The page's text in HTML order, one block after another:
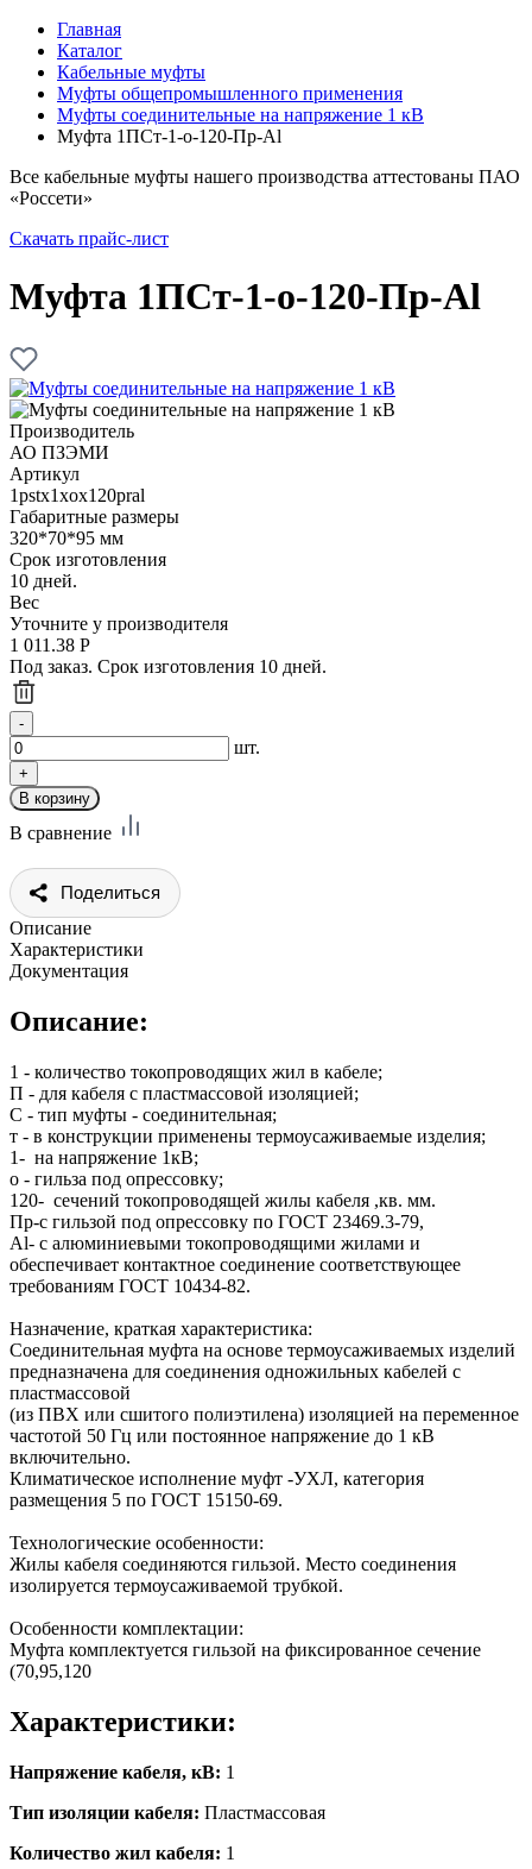
Главная
Каталог
Кабельные муфты
Муфты общепромышленного применения
Муфты соединительные на напряжение 1 кВ
Муфта 1ПСт-1-о-120-Пр-Al
Все кабельные муфты нашего производства аттестованы ПАО
«Россети»
Скачать прайс-лист
Муфта 1ПСт-1-о-120-Пр-Al
Производитель
АО ПЗЭМИ
Артикул
1pstx1xox120pral
Габаритные размеры
320*70*95 мм
Срок изготовления
10 дней.
Вес
Уточните у производителя
1 011.38 Р
Под заказ. Срок изготовления 10 дней.
шт.
В сравнение
Поделиться
Описание
Характеристики
Документация
Описание:
1 - количество токопроводящих жил в кабеле;
П - для кабеля с пластмассовой изоляцией;
С - тип муфты - соединительная;
т - в конструкции применены термоусаживаемые изделия;
1- на напряжение 1кВ;
о - гильза под опрессовку;
120- сечений токопроводящей жилы кабеля ,кв. мм.
Пр-с гильзой под опрессовку по ГОСТ 23469.3-79,
Al- с алюминиевыми токопроводящими жилами и
обеспечивает контактное соединение соответствующее
требованиям ГОСТ 10434-82.
Назначение, краткая характеристика:
Соединительная муфта на основе термоусаживаемых изделий
предназначена для соединения одножильных кабелей с
пластмассовой
(из ПВХ или сшитого полиэтилена) изоляцией на переменное
частотой 50 Гц или постоянное напряжение до 1 кВ
включительно.
Климатическое исполнение муфт -УХЛ, категория
размещения 5 по ГОСТ 15150-69.
Технологические особенности:
Жилы кабеля соединяются гильзой. Место соединения
изолируется термоусаживаемой трубкой.
Особенности комплектации:
Муфта комплектуется гильзой на фиксированное сечение
(70,95,120
Характеристики:
Напряжение кабеля, кВ: 1
Тип изоляции кабеля: Пластмассовая
Количество жил кабеля: 1